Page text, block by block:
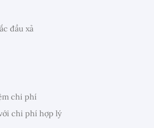
đầu xả
chi phí
chi phí hợp lý